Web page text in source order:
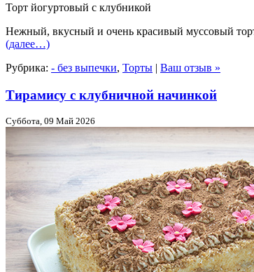
Торт йогуртовый с клубникой
Нежный, вкусный и очень красивый муссовый
(далее…)
Рубрика: - без выпечки, Торты | Ваш отзыв »
Тирамису с клубничной начинкой
Суббота, 09 Май 2026